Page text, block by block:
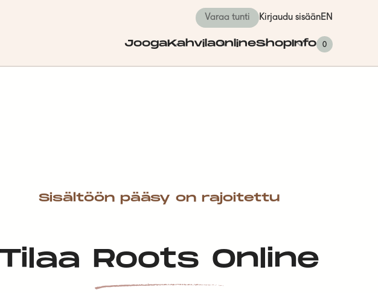
Varaa tunti Kirjaudu sisäänEN
JoogaKahvilaOnlineShopInfo 0
Sisältöön pääsy on rajoitettu
Tilaa Roots Online